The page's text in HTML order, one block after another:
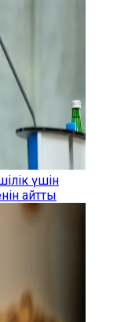
үшін
айтты